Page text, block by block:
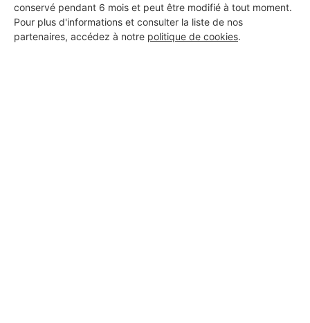
conservé pendant 6 mois et peut être modifié à tout moment.
Pour plus d'informations et consulter la liste de nos
partenaires, accédez à notre politique de cookies.